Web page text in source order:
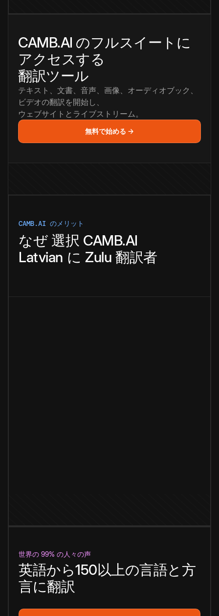
CAMB.AI のフルスイートに
アクセスする
翻訳ツール
テキスト、文書、音声、画像、オーディオブック、
ビデオの翻訳を開始し、
ウェブサイトとライブストリーム。
無料で始める →
CAMB.AI のメリット
なぜ 選択 CAMB.AI
Latvian に Zulu 翻訳者
世界の 99% の人々の声
英語から150以上の言語と方
言に翻訳